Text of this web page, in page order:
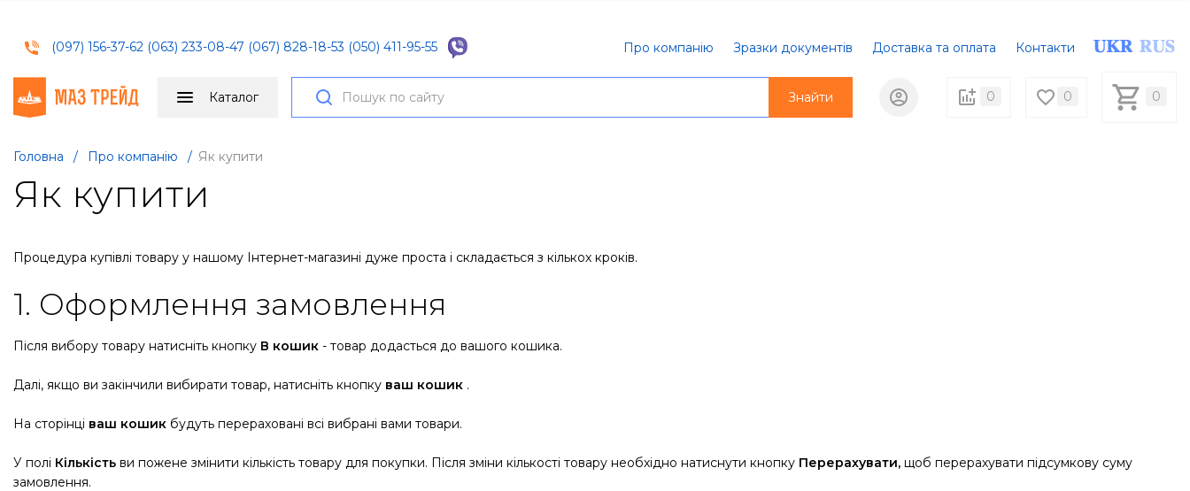
(097) 156-37-62 (063) 233-08-47 (067) 828-18-53 (050) 411-95-55 Про компанію Зразки документів Доставка та оплата Контакти
Каталог 0 0 0
Знайти
Головна / Про компанію / Як купити
Як купити
Процедура купівлі товару у нашому Інтернет-магазині дуже проста і складається з кількох кроків.
1. Оформлення замовлення
Після вибору товару натисніть кнопку В кошик - товар додасться до вашого кошика.
Далі, якщо ви закінчили вибирати товар, натисніть кнопку ваш кошик .
На сторінці ваш кошик будуть перераховані всі вибрані вами товари.
У полі Кількість ви пожене змінити кількість товару для покупки. Після зміни кількості товару необхідно натиснути кнопку Перерахувати, щоб перерахувати підсумкову суму
замовлення.